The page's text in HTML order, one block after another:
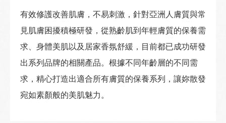
有效修護改善肌膚，不易刺激，針對亞洲人膚質與常
見肌膚困擾積極研發，從熟齡肌到年輕膚質的保養需
求、身體美肌以及居家香氛舒緩，目前都已成功研發
出系列品牌的相關產品。根據不同年齡層的不同需
求，精心打造出適合所有膚質的保養系列，讓妳散發
宛如素顏般的美肌魅力。